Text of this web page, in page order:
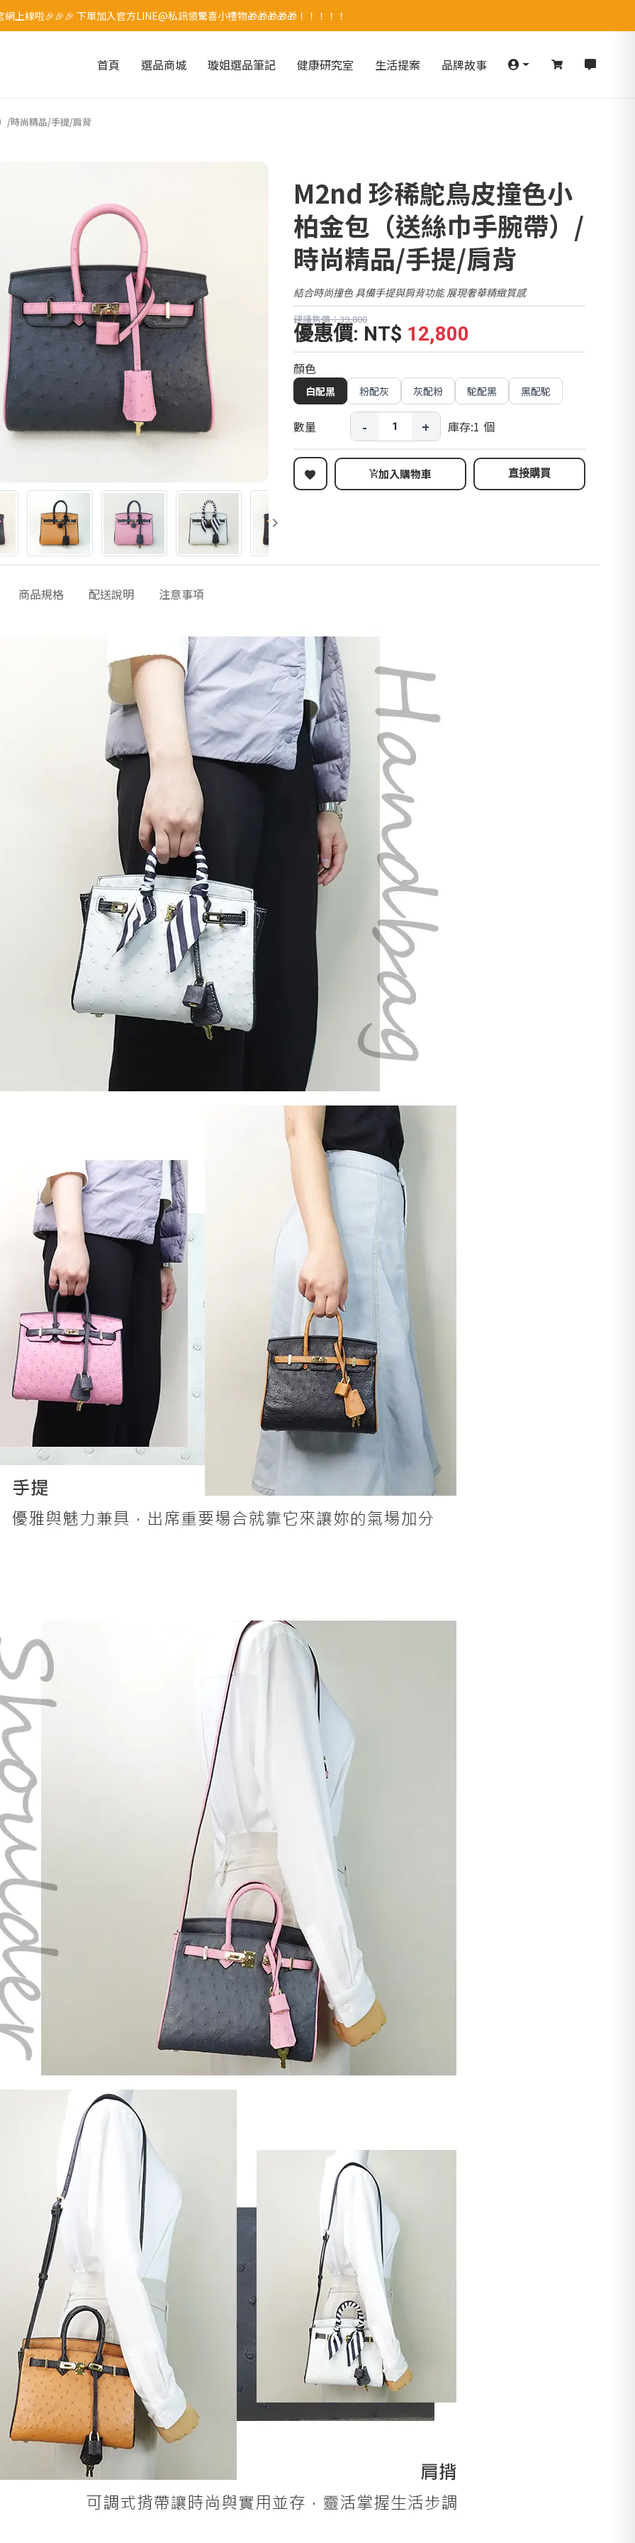
網上線啦🎉🎉🎉 下單加入官方LINE@私訊領驚喜小禮物🎁🎁🎁🎁🎁！！！！！
首頁 選品商城 璇姐選品筆記 健康研究室 生活提案 品牌故事
/時尚精品/手提/肩背
M2nd 珍稀鴕鳥皮撞色小
柏金包（送絲巾手腕帶）/
時尚精品/手提/肩背
結合時尚撞色 具備手提與肩背功能 展現奢華精緻質感
建議售價：39,800
優惠價: NT$ 12,800
顏色
白配黑 粉配灰 灰配粉 駝配黑 黑配駝
數量 - + 庫存:1 個
加入購物車 直接購買
商品規格 配送說明 注意事項